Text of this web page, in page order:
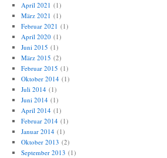
April 2021 (1)
März 2021 (1)
Februar 2021 (1)
April 2020(1)
Juni 2015 (1)
März 2015 (2)
Februar 2015 (1)
Oktober 2014(1)
Juli 2014(1)
Juni 2014(1)
April 2014(1)
Februar 2014(1)
Januar 2014(1)
Oktober 2013 (2)
September 2013 (1)